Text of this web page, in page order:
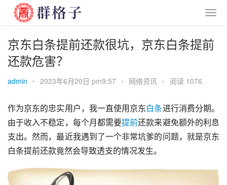
京东白条提前还款很坑，京东白条提前
还款危害？
admin • 2023年6月20日 pm9:57 • 网络资讯 • 阅读 1076
作为京东的忠实用户，我一直使用京东白条进行消费分期。
由于收入不稳定，每个月都需要提前还款来避免额外的利息
支出。然而，最近我遇到了一个非常坑爹的问题，就是京东
白条提前还款竟然会导致透支的情况发生。